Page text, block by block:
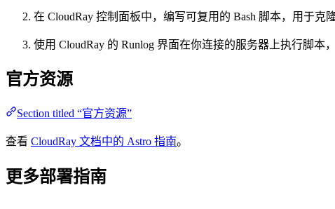
在 CloudRay 控制面板中，编写可复用的 Bash 脚本，用于
使用 CloudRay 的 Runlog 界面在你连接的服务器上执行脚本
官方资源
Section titled “官方资源”
查看 CloudRay 文档中的 Astro 指南。
更多部署指南